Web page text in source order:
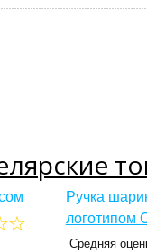
Ручка
логотипом
Средняя